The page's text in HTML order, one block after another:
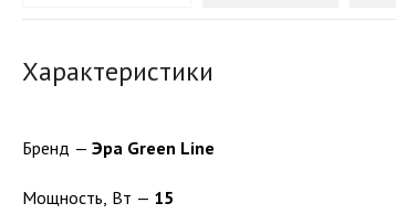
Характеристики
Бренд — Эра Green Line
Мощность, Вт — 15